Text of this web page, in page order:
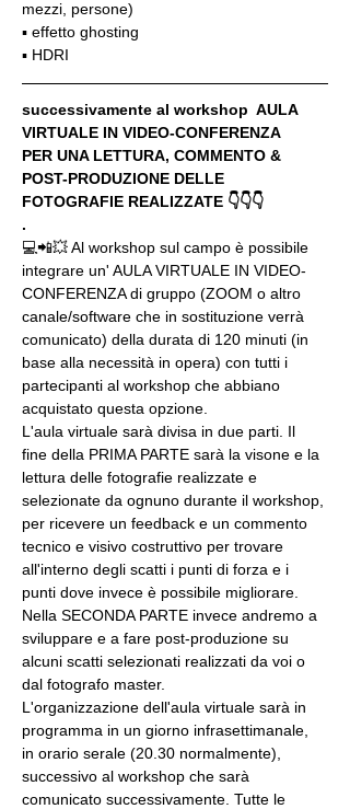
mezzi, persone)
▪️ effetto ghosting
▪️ HDRI
successivamente al workshop  AULA
VIRTUALE IN VIDEO-CONFERENZA
PER UNA LETTURA, COMMENTO &
POST-PRODUZIONE DELLE
FOTOGRAFIE REALIZZATE 👇👇👇
.
💻📲💥 Al workshop sul campo è possibile
integrare un' AULA VIRTUALE IN VIDEO-
CONFERENZA di gruppo (ZOOM o altro
canale/software che in sostituzione verrà
comunicato) della durata di 120 minuti (in
base alla necessità in opera) con tutti i
partecipanti al workshop che abbiano
acquistato questa opzione.
L'aula virtuale sarà divisa in due parti. Il
fine della PRIMA PARTE sarà la visone e la
lettura delle fotografie realizzate e
selezionate da ognuno durante il workshop,
per ricevere un feedback e un commento
tecnico e visivo costruttivo per trovare
all'interno degli scatti i punti di forza e i
punti dove invece è possibile migliorare.
Nella SECONDA PARTE invece andremo a
sviluppare e a fare post-produzione su
alcuni scatti selezionati realizzati da voi o
dal fotografo master.
L'organizzazione dell'aula virtuale sarà in
programma in un giorno infrasettimanale,
in orario serale (20.30 normalmente),
successivo al workshop che sarà
comunicato successivamente. Tutte le